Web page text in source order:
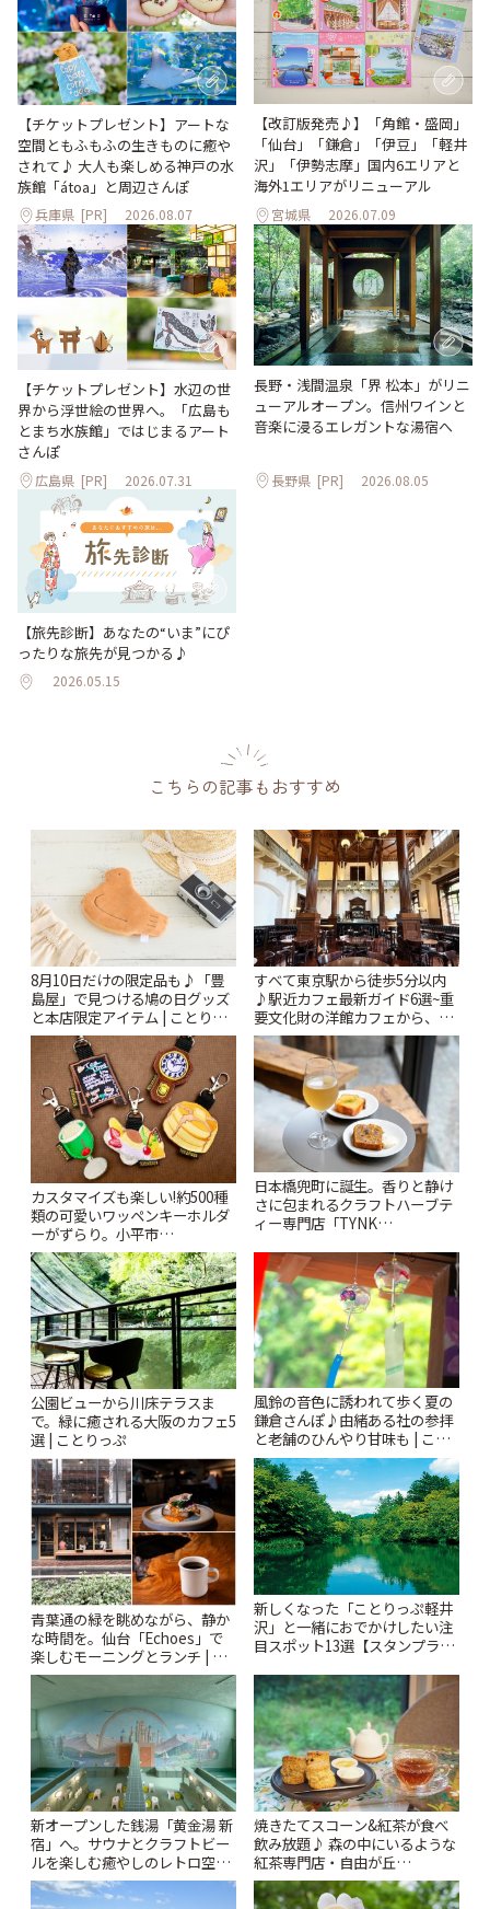
【チケットプレゼント】アートな
空間ともふもふの生きものに癒や
されて♪ 大人も楽しめる神戸の水
族館「átoa」と周辺さんぽ
兵庫県 [PR] 2026.08.07
【改訂版発売♪】「角館・盛岡」
「仙台」「鎌倉」「伊豆」「軽井
沢」「伊勢志摩」国内6エリアと
海外1エリアがリニューアル
宮城県 2026.07.09
【チケットプレゼント】水辺の世
界から浮世絵の世界へ。「広島も
とまち水族館」ではじまるアート
さんぽ
広島県 [PR] 2026.07.31
長野・浅間温泉「界 松本」がリニ
ューアルオープン。信州ワインと
音楽に浸るエレガントな湯宿へ
長野県 [PR] 2026.08.05
【旅先診断】あなたの“いま”にぴ
ったりな旅先が見つかる♪
2026.05.15
こちらの記事もおすすめ
8月10日だけの限定品も♪「豊
島屋」で見つける鳩の日グッズ
と本店限定アイテム | ことりっ
ぷ
すべて東京駅から徒歩5分以内
♪駅近カフェ最新ガイド6選~重
要文化財の洋館カフェから、改
札すぐのレトロ喫茶まで~ | こと
りっぷ
カスタマイズも楽しい!約500種
類の可愛いワッペンキーホルダ
ーがずらり。小平市
「Kimamaya T&K」 | ことりっ
ぷ
日本橋兜町に誕生。香りと静け
さに包まれるクラフトハーブテ
ィー専門店「TYNK
公園ビューから川床テラスま
で。緑に癒される大阪のカフェ5
選 | ことりっぷ
風鈴の音色に誘われて歩く夏の
鎌倉さんぽ♪由緒ある社の参拝
と老舗のひんやり甘味も | こと
りっぷ
青葉通の緑を眺めながら、静か
な時間を。仙台「Echoes」で
楽しむモーニングとランチ | こ
とりっぷ
新しくなった「ことりっぷ軽井
沢」と一緒におでかけしたい注
目スポット13選【スタンプラリ
新オープンした銭湯「黄金湯 新
宿」へ。サウナとクラフトビー
ルを楽しむ癒やしのレトロ空間
| ことりっぷ
焼きたてスコーン&紅茶が食べ
飲み放題♪ 森の中にいるような
紅茶専門店・自由が丘
「YOTSUBA TEA」でのんびり
時間 | ことりっぷ